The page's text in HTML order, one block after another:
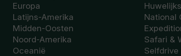
Europa
Latijns-Amerika
Midden-Oosten
Noord-Amerika
Oceanië
National
Safari &
Selfdrive